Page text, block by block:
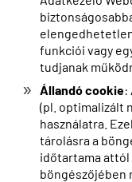
funkciói vagy
tudjanak
Állandó cookie:
(pl. optimalizált
használatra.
tárolásra a
időtartama
böngészőjében